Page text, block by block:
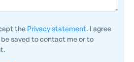
the Privacy statement. I agree
saved to contact me or to